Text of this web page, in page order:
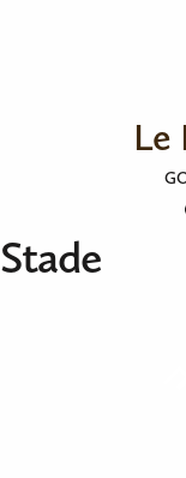
Le
Stade